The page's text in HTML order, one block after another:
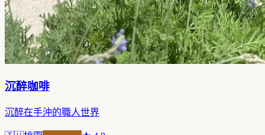
沉醉咖啡
沉醉在手沖的職人世界